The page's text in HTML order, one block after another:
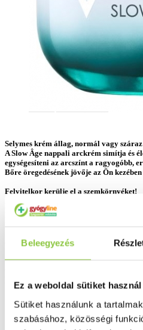
Beleegyezés
Ez a weboldal sütiket használ
Sütiket használunk a
szabásához, közösségi
Selymes krém állag, normál vagy
A Slow Âge nappali arckrém simítja és
egységesíteni az arcszínt a ragyogóbb,
Bőre öregedésének jövője az Ön
Felvitelkor kerülje el a szemkörnyéket!
A Slow Age nappali arckrémet azoknak
ki vannak téve a külső káros környezeti
küzdelmet a bőr öregedés látható jeleivel
Gyártó:
Nincs készleten Hasonló termékeket
19 365 Ft